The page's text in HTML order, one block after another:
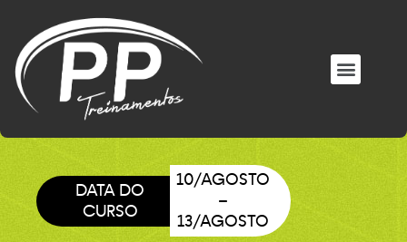
DATA DO
CURSO
10/AGOSTO
–
13/AGOSTO